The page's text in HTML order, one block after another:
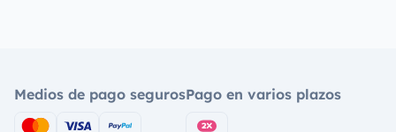
Medios de pago segurosPago en varios plazos